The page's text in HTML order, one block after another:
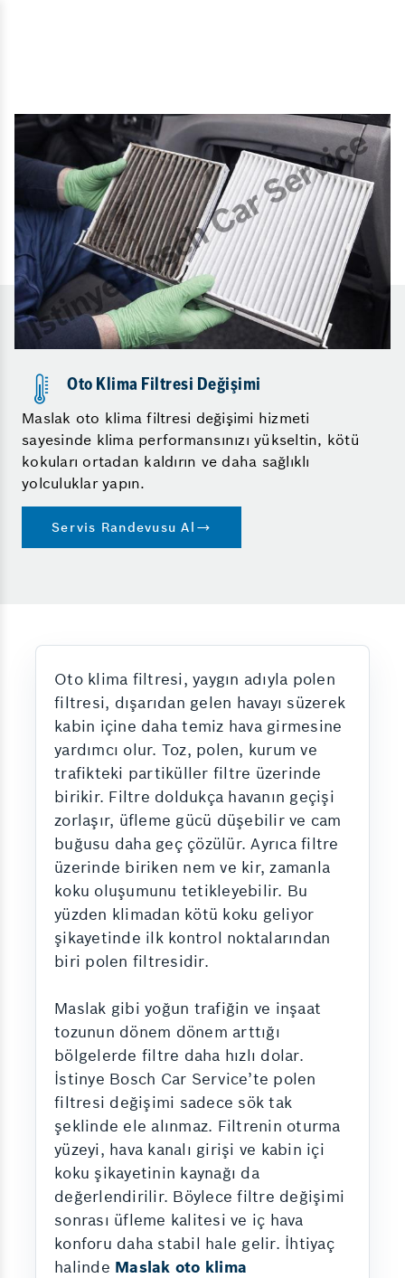
Oto Klima Filtresi Değişimi
Maslak oto klima filtresi değişimi hizmeti
sayesinde klima performansınızı yükseltin, kötü
kokuları ortadan kaldırın ve daha sağlıklı
yolculuklar yapın.
Servis Randevusu Al
Oto klima filtresi, yaygın adıyla polen
filtresi, dışarıdan gelen havayı süzerek
kabin içine daha temiz hava girmesine
yardımcı olur. Toz, polen, kurum ve
trafikteki partiküller filtre üzerinde
birikir. Filtre doldukça havanın geçişi
zorlaşır, üfleme gücü düşebilir ve cam
buğusu daha geç çözülür. Ayrıca filtre
üzerinde biriken nem ve kir, zamanla
koku oluşumunu tetikleyebilir. Bu
yüzden klimadan kötü koku geliyor
şikayetinde ilk kontrol noktalarından
biri polen filtresidir.
Maslak gibi yoğun trafiğin ve inşaat
tozunun dönem dönem arttığı
bölgelerde filtre daha hızlı dolar.
İstinye Bosch Car Service’te polen
filtresi değişimi sadece sök tak
şeklinde ele alınmaz. Filtrenin oturma
yüzeyi, hava kanalı girişi ve kabin içi
koku şikayetinin kaynağı da
değerlendirilir. Böylece filtre değişimi
sonrası üfleme kalitesi ve iç hava
konforu daha stabil hale gelir. İhtiyaç
halinde Maslak oto klima